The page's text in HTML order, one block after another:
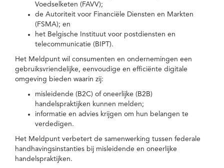
Voedselketen (FAVV);
de Autoriteit voor Financiële Diensten en Markten
(FSMA); en
het Belgische Instituut voor postdiensten en
telecommunicatie (BIPT).
Het Meldpunt wil consumenten en ondernemingen een
gebruiksvriendelijke, eenvoudige en efficiënte digitale
omgeving bieden waarin zij:
misleidende (B2C) of oneerlijke (B2B)
handelspraktijken kunnen melden;
informatie en advies krijgen om hun belangen te
verdedigen.
Het Meldpunt verbetert de samenwerking tussen federale
handhavingsinstanties bij misleidende en oneerlijke
handelspraktijken.